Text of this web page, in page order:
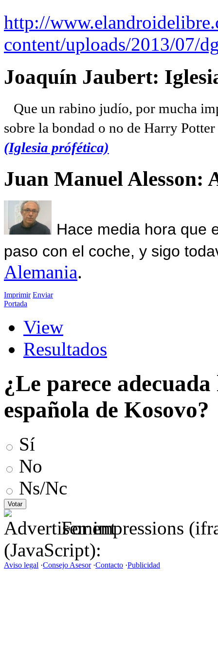
http://
content/uploads/2013/07/
Joaquín Jaubert:
Que un rabino judío, por mucha
sobre la bondad o no de Harry
(Iglesia prófética)
Juan Manuel Alesson:
Hace media hora que
paso con el coche, y sigo
Alemania.
Imprimir Enviar
Portada
View
Resultados
¿Le parece
española de Kosovo?
Sí
No
Ns/Nc
For impressions
(JavaScript):
Aviso legal ·Consejo Asesor·Contacto ·Publicidad